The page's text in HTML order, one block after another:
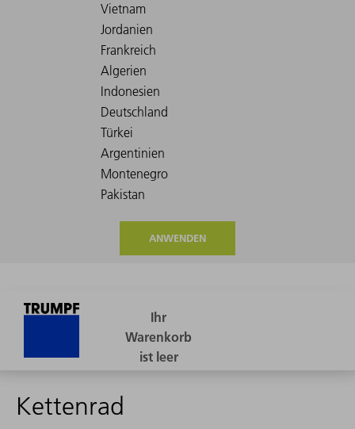
ANWENDEN
Kettenrad